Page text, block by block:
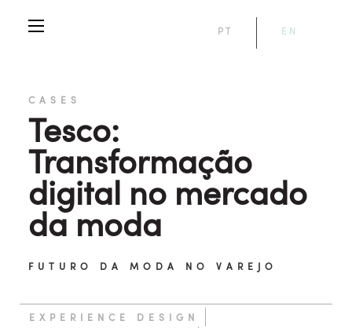
PT EN
CASES
Tesco:
Transformação
digital no mercado
da moda
FUTURO DA MODA NO VAREJO
EXPERIENCE DESIGN